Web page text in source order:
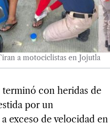
a motociclistas en Jojutla
con heridas de
por un
exceso de velocidad en